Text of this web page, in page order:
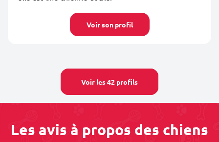
Voir son profil
Voir les 42 profils
Les avis à propos des chiens